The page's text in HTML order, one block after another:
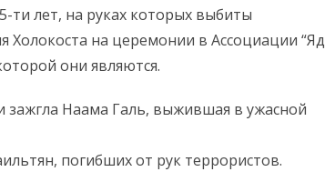
лет, на руках которых выбиты
на церемонии в Ассоциации “Яд
они являются.
Наама Галь, выжившая в ужасной
погибших от рук террористов.